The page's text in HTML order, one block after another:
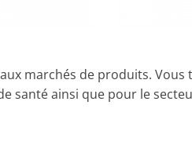
marchés de produits. Vous
santé ainsi que pour le